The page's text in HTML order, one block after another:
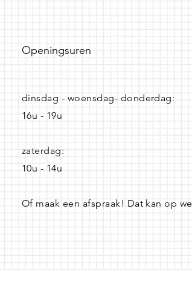
Openingsuren
dinsdag - woensdag- donderdag:
16u - 19u
zaterdag:
10u - 14u
Of maak een afspraak! Dat kan op